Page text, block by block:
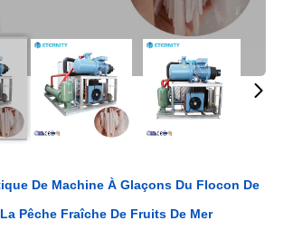
De Machine À Glaçons Du Flocon De
Pêche Fraîche De Fruits De Mer